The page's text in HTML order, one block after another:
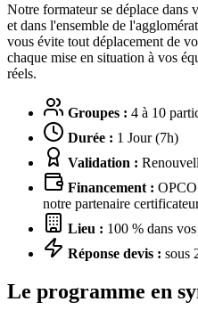
Notre formateur se déplace dans
et dans l'ensemble de
vous évite tout déplacement de
chaque mise en situation à vos
réels.
Groupes : 4 à 10
Durée : 1 Jour (7h)
Validation :
Financement :
notre partenaire
Lieu : 100 % dans
Réponse devis : sous
Le programme en